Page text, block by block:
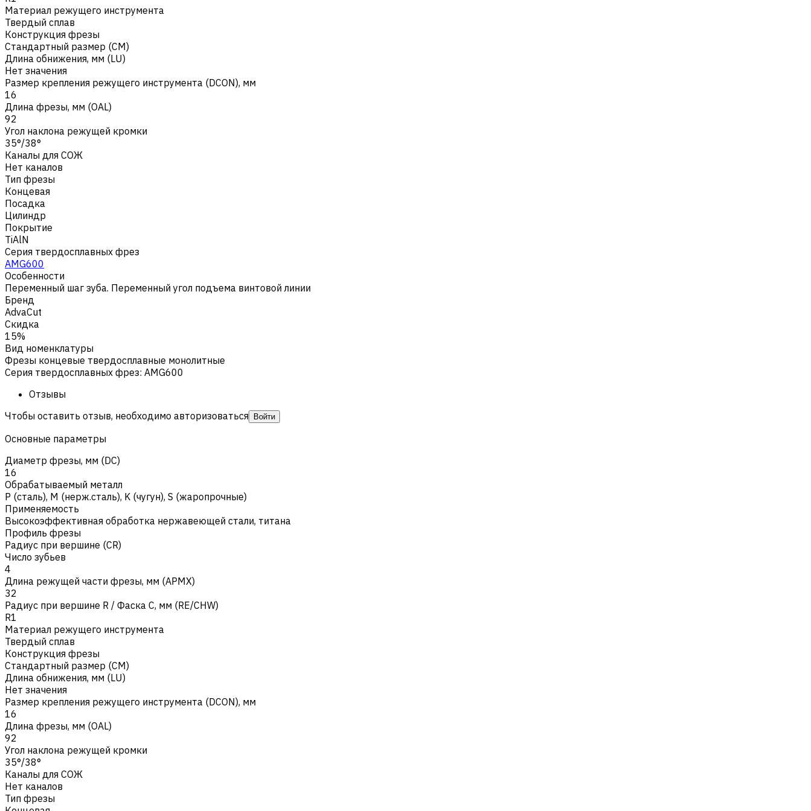
Материал режущего инструмента
Твердый сплав
Конструкция фрезы
Стандартный размер (CM)
Длина обнижения, мм (LU)
Нет значения
Размер крепления режущего инструмента (DCON), мм
16
Длина фрезы, мм (OAL)
92
Угол наклона режущей кромки
35°/38°
Каналы для СОЖ
Нет каналов
Тип фрезы
Концевая
Посадка
Цилиндр
Покрытие
TiAlN
Серия твердосплавных фрез
AMG600
Особенности
Переменный шаг зуба. Переменный угол подъема винтовой линии
Бренд
AdvaCut
Скидка
15%
Вид номенклатуры
Фрезы концевые твердосплавные монолитные
Серия твердосплавных фрез: AMG600
Отзывы
Чтобы оставить отзыв, необходимо авторизоваться
Войти
Основные параметры
Диаметр фрезы, мм (DC)
16
Обрабатываемый металл
Р (сталь), M (нерж.сталь), K (чугун), S (жаропрочные)
Применяемость
Высокоэффективная обработка нержавеющей стали, титана
Профиль фрезы
Радиус при вершине (CR)
Число зубьев
4
Длина режущей части фрезы, мм (APMX)
32
Радиус при вершине R / Фаска C, мм (RE/CHW)
R1
Материал режущего инструмента
Твердый сплав
Конструкция фрезы
Стандартный размер (CM)
Длина обнижения, мм (LU)
Нет значения
Размер крепления режущего инструмента (DCON), мм
16
Длина фрезы, мм (OAL)
92
Угол наклона режущей кромки
35°/38°
Каналы для СОЖ
Нет каналов
Тип фрезы